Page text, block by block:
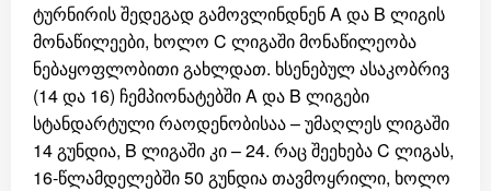
ტურნირის შედეგად გამოვლინდნენ A და B ლიგის
მონაწილეები, ხოლო C ლიგაში მონაწილეობა
ნებაყოფლობითი გახლდათ. ხსენებულ ასაკობრივ
(14 და 16) ჩემპიონატებში A და B ლიგები
სტანდარტული რაოდენობისაა – უმაღლეს ლიგაში
14 გუნდია, B ლიგაში კი – 24. რაც შეეხება C ლიგას,
16-წლამდელებში 50 გუნდია თავმოყრილი, ხოლო